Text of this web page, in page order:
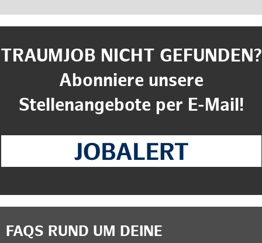
TRAUMJOB NICHT GEFUNDEN?
Abonniere unsere
Stellenangebote per E-Mail!
FAQS RUND UM DEINE